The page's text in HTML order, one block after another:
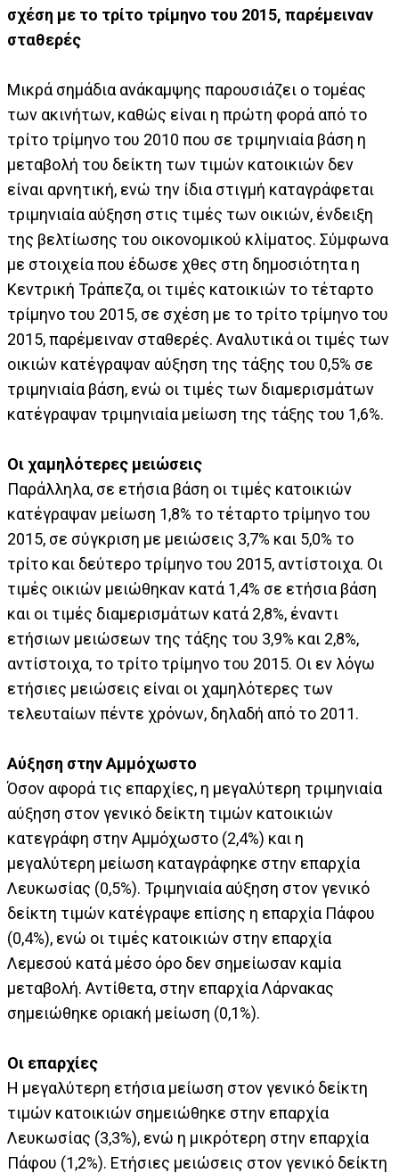
σχέση με το τρίτο τρίμηνο του 2015, παρέμειναν
σταθερές
Μικρά σημάδια ανάκαμψης παρουσιάζει ο τομέας
των ακινήτων, καθώς είναι η πρώτη φορά από το
τρίτο τρίμηνο του 2010 που σε τριμηνιαία βάση η
μεταβολή του δείκτη των τιμών κατοικιών δεν
είναι αρνητική, ενώ την ίδια στιγμή καταγράφεται
τριμηνιαία αύξηση στις τιμές των οικιών, ένδειξη
της βελτίωσης του οικονομικού κλίματος. Σύμφωνα
με στοιχεία που έδωσε χθες στη δημοσιότητα η
Κεντρική Τράπεζα, οι τιμές κατοικιών το τέταρτο
τρίμηνο του 2015, σε σχέση με το τρίτο τρίμηνο του
2015, παρέμειναν σταθερές. Αναλυτικά οι τιμές των
οικιών κατέγραψαν αύξηση της τάξης του 0,5% σε
τριμηνιαία βάση, ενώ οι τιμές των διαμερισμάτων
κατέγραψαν τριμηνιαία μείωση της τάξης του 1,6%.
Οι χαμηλότερες μειώσεις
Παράλληλα, σε ετήσια βάση οι τιμές κατοικιών
κατέγραψαν μείωση 1,8% το τέταρτο τρίμηνο του
2015, σε σύγκριση με μειώσεις 3,7% και 5,0% το
τρίτο και δεύτερο τρίμηνο του 2015, αντίστοιχα. Οι
τιμές οικιών μειώθηκαν κατά 1,4% σε ετήσια βάση
και οι τιμές διαμερισμάτων κατά 2,8%, έναντι
ετήσιων μειώσεων της τάξης του 3,9% και 2,8%,
αντίστοιχα, το τρίτο τρίμηνο του 2015. Οι εν λόγω
ετήσιες μειώσεις είναι οι χαμηλότερες των
τελευταίων πέντε χρόνων, δηλαδή από το 2011.
Αύξηση στην Αμμόχωστο
Όσον αφορά τις επαρχίες, η μεγαλύτερη τριμηνιαία
αύξηση στον γενικό δείκτη τιμών κατοικιών
κατεγράφη στην Αμμόχωστο (2,4%) και η
μεγαλύτερη μείωση καταγράφηκε στην επαρχία
Λευκωσίας (0,5%). Τριμηνιαία αύξηση στον γενικό
δείκτη τιμών κατέγραψε επίσης η επαρχία Πάφου
(0,4%), ενώ οι τιμές κατοικιών στην επαρχία
Λεμεσού κατά μέσο όρο δεν σημείωσαν καμία
μεταβολή. Αντίθετα, στην επαρχία Λάρνακας
σημειώθηκε οριακή μείωση (0,1%).
Οι επαρχίες
Η μεγαλύτερη ετήσια μείωση στον γενικό δείκτη
τιμών κατοικιών σημειώθηκε στην επαρχία
Λευκωσίας (3,3%), ενώ η μικρότερη στην επαρχία
Πάφου (1,2%). Ετήσιες μειώσεις στον γενικό δείκτη